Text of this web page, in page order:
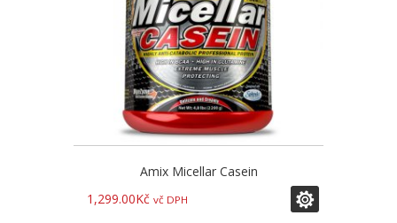
Amix Micellar Casein
1,299.00Kč vč DPH